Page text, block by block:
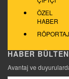
ÖZEL
HABER
RÖPORTAJ
HABER
Avantaj ve